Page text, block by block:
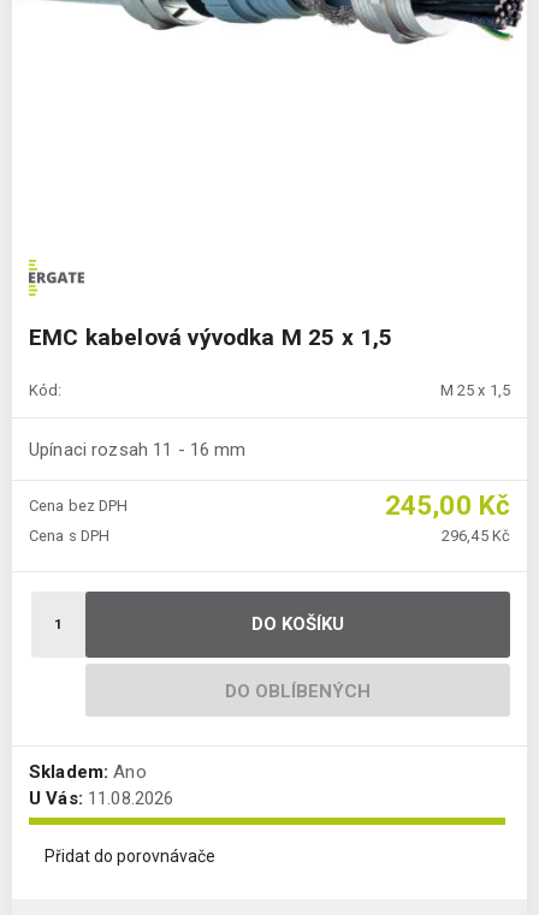
EMC kabelová vývodka M 25 x 1,5
Kód: M 25 x 1,5
Upínaci rozsah 11 - 16 mm
Cena bez DPH 245,00 Kč
Cena s DPH 296,45 Kč
DO KOŠÍKU
DO OBLÍBENÝCH
Skladem: Ano
U Vás: 11.08.2026
Přidat do porovnávače